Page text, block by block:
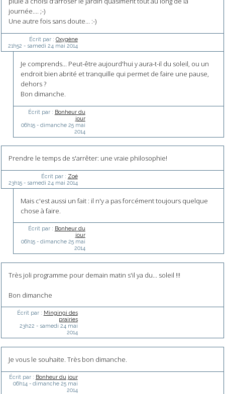
journée.... ;-)
Une autre fois sans doute... :-)
Écrit par : Oxygène
21h52 - samedi 24 mai 2014
Je comprends... Peut-être aujourd'hui y aura-t-il du soleil, ou un
endroit bien abrité et tranquille qui permet de faire une pause,
dehors ?
Bon dimanche.
Écrit par : Bonheur du
jour
06h15- dimanche 25 mai
2014
Prendre le temps de s'arrêter: une vraie philosophie!
Écrit par : Zoé
23h15- samedi 24 mai 2014
Mais c'est aussi un fait : il n'y a pas forcément toujours quelque
chose à faire.
Écrit par : Bonheur du
jour
06h15- dimanche 25 mai
2014
Très joli programme pour demain matin s'il ya du... soleil !!!
Bon dimanche
Écrit par : Mingingi des
prairies
23h22 - samedi 24 mai
2014
Je vous le souhaite. Très bon dimanche.
Écrit par : Bonheur du jour
06h14 - dimanche 25 mai
2014